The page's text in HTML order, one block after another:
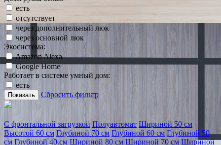
есть
отсутствует
через дополнительный люк
через основной люк
Экосистема:
Amazon Alexa
Google Home
Работает в системе умный дом:
есть
Показать Сбросить фильтр
С фронтальной загрузкой Полуавтомат Шириной 50 см
Высотой 60 см Глубиной 70 см Глубиной 60 см Глубиной 50
см Глубиной 40 см Шириной 80 см Шириной 70 см Шириной